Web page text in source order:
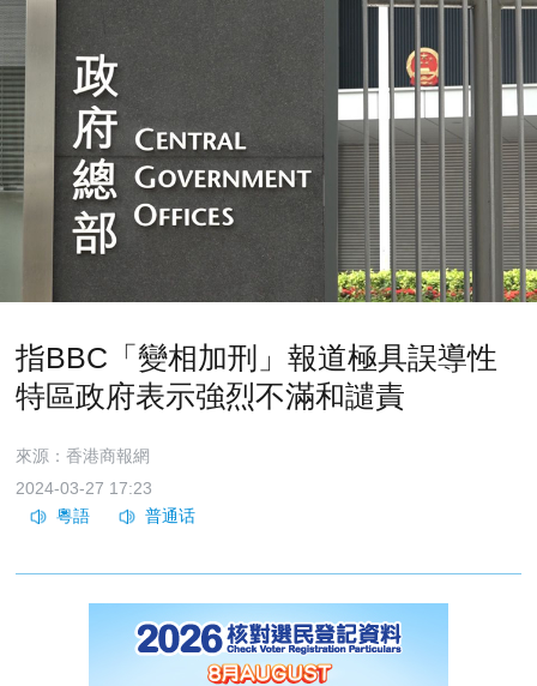
指BBC「變相加刑」報道極具誤導性
特區政府表示強烈不滿和譴責
來源：香港商報網
2024-03-27 17:23